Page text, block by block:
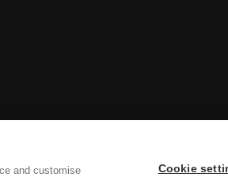
and customise
Cookie